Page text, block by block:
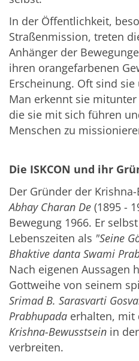
In der Öffentlichkeit,
Straßenmission, treten
Anhänger der
ihren orangefarbenen
Erscheinung. Oft sind
Man erkennt sie
die sie mit sich führen
Menschen zu
Die ISKCON und ihr
Der Gründer der
Abhay Charan De (1895 -
Bewegung 1966. Er
Lebenszeiten als "Seine
Bhaktive danta Swami
Nach eigenen Aussagen
Gottweihe von seinem
Srimad B. Sarasvarti
Prabhupada erhalten, mit
Krishna-Bewusstsein in
verbreiten.